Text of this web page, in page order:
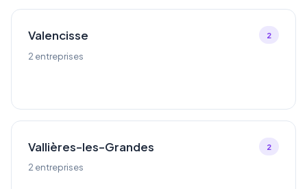
Valencisse
2 entreprises
2
Vallières-les-Grandes
2 entreprises
2